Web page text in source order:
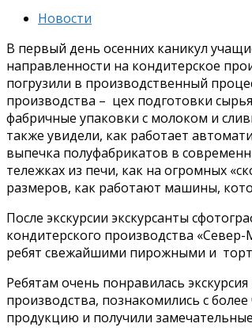
Новости
В первый день осенних каникул
направленности на кондитерское
погрузили в производственный
производства – цех подготовки
фабричные упаковки с молоком и
также увидели, как работает
выпечка полуфабрикатов в
тележках из печи, как на огромных
размеров, как работают машины,
После экскурсии экскурсанты
кондитерского производства
ребят свежайшими пирожными и
Ребятам очень понравилась
производства, познакомились с
продукцию и получили